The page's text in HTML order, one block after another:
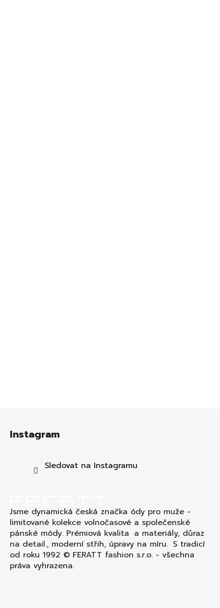
Instagram
Sledovat na Instagramu
Jsme dynamická česká značka ódy pro muže -
limitované kolekce volnočasové a společenské
pánské módy. Prémiová kvalita a materiály, důraz
na detail., moderní střih, úpravy na míru. S tradicí
od roku 1992 © FERATT fashion s.r.o. - všechna
práva vyhrazena.